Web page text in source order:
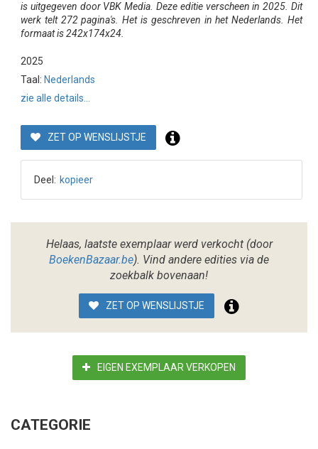
is uitgegeven door VBK Media. Deze editie verscheen in 2025. Dit
werk telt 272 pagina's. Het is geschreven in het Nederlands. Het
formaat is 242x174x24.
2025
Taal: Nederlands
zie alle details...
ZET OP WENSLIJSTJE
Deel: kopieer
Helaas, laatste exemplaar werd verkocht (door
BoekenBazaar.be). Vind andere edities via de
zoekbalk bovenaan!
ZET OP WENSLIJSTJE
EIGEN EXEMPLAAR VERKOPEN
CATEGORIE